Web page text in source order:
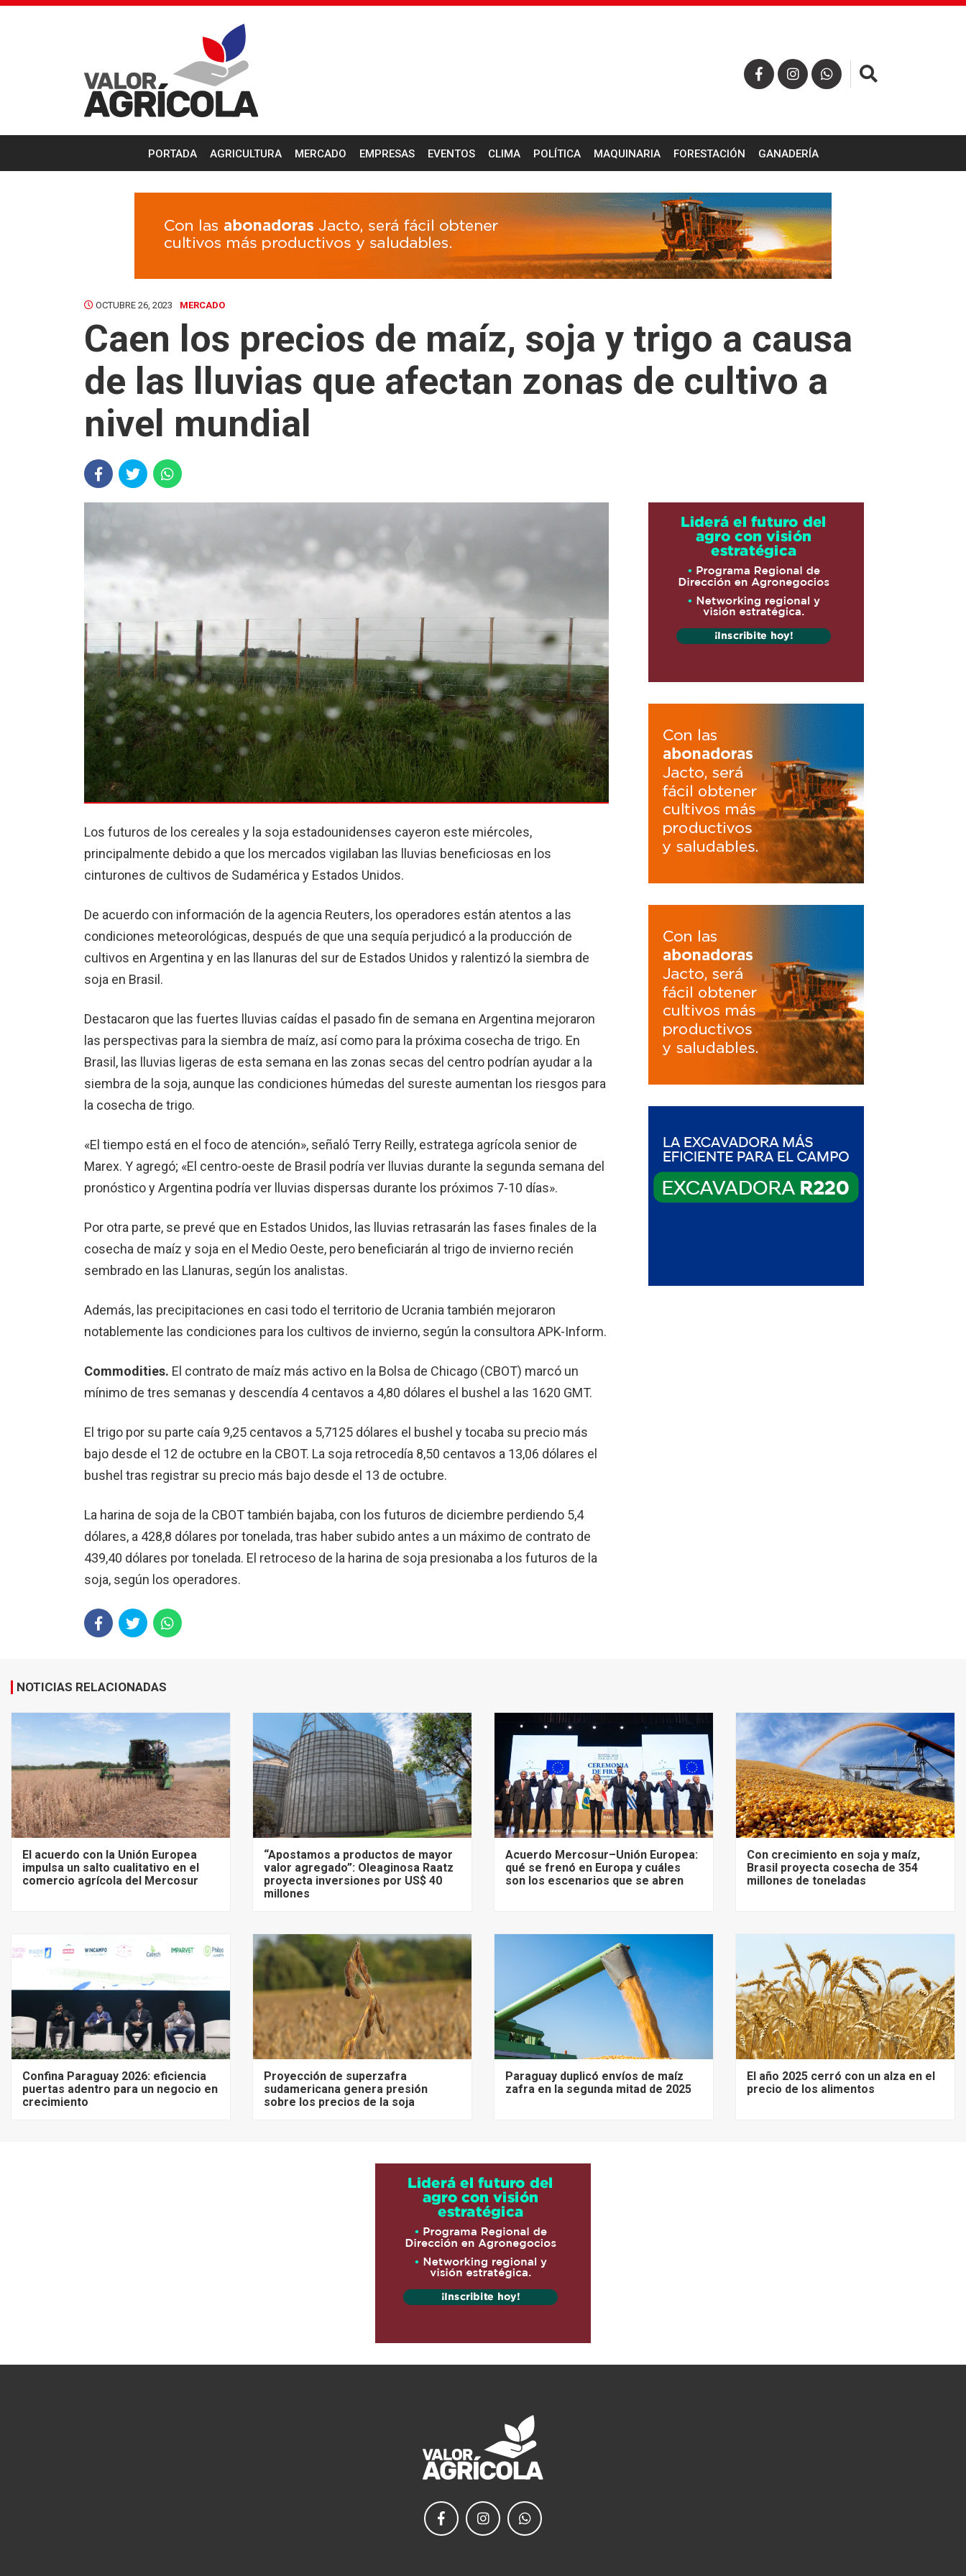
PORTADA AGRICULTURA MERCADO EMPRESAS EVENTOS CLIMA POLÍTICA MAQUINARIA FORESTACIÓN GANADERÍA
OCTUBRE 26, 2023 MERCADO
Caen los precios de maíz, soja y trigo a causa
de las lluvias que afectan zonas de cultivo a
nivel mundial
Los futuros de los cereales y la soja estadounidenses cayeron este miércoles,
principalmente debido a que los mercados vigilaban las lluvias beneficiosas en los
cinturones de cultivos de Sudamérica y Estados Unidos.
De acuerdo con información de la agencia Reuters, los operadores están atentos a las
condiciones meteorológicas, después de que una sequía perjudicó a la producción de
cultivos en Argentina y en las llanuras del sur de Estados Unidos y ralentizó la siembra de
soja en Brasil.
Destacaron que las fuertes lluvias caídas el pasado fin de semana en Argentina mejoraron
las perspectivas para la siembra de maíz, así como para la próxima cosecha de trigo. En
Brasil, las lluvias ligeras de esta semana en las zonas secas del centro podrían ayudar a la
siembra de la soja, aunque las condiciones húmedas del sureste aumentan los riesgos para
la cosecha de trigo.
«El tiempo está en el foco de atención», señaló Terry Reilly, estratega agrícola senior de
Marex. Y agregó; «El centro-oeste de Brasil podría ver lluvias durante la segunda semana del
pronóstico y Argentina podría ver lluvias dispersas durante los próximos 7-10 días».
Por otra parte, se prevé que en Estados Unidos, las lluvias retrasarán las fases finales de la
cosecha de maíz y soja en el Medio Oeste, pero beneficiarán al trigo de invierno recién
sembrado en las Llanuras, según los analistas.
Además, las precipitaciones en casi todo el territorio de Ucrania también mejoraron
notablemente las condiciones para los cultivos de invierno, según la consultora APK-Inform.
Commodities. El contrato de maíz más activo en la Bolsa de Chicago (CBOT) marcó un
mínimo de tres semanas y descendía 4 centavos a 4,80 dólares el bushel a las 1620 GMT.
El trigo por su parte caía 9,25 centavos a 5,7125 dólares el bushel y tocaba su precio más
bajo desde el 12 de octubre en la CBOT. La soja retrocedía 8,50 centavos a 13,06 dólares el
bushel tras registrar su precio más bajo desde el 13 de octubre.
La harina de soja de la CBOT también bajaba, con los futuros de diciembre perdiendo 5,4
dólares, a 428,8 dólares por tonelada, tras haber subido antes a un máximo de contrato de
439,40 dólares por tonelada. El retroceso de la harina de soja presionaba a los futuros de la
soja, según los operadores.
NOTICIAS RELACIONADAS
El acuerdo con la Unión Europea
impulsa un salto cualitativo en el
comercio agrícola del Mercosur
“Apostamos a productos de mayor
valor agregado”: Oleaginosa Raatz
proyecta inversiones por US$ 40
millones
Acuerdo Mercosur–Unión Europea:
qué se frenó en Europa y cuáles
son los escenarios que se abren
Con crecimiento en soja y maíz,
Brasil proyecta cosecha de 354
millones de toneladas
Confina Paraguay 2026: eficiencia
puertas adentro para un negocio en
crecimiento
Proyección de superzafra
sudamericana genera presión
sobre los precios de la soja
Paraguay duplicó envíos de maíz
zafra en la segunda mitad de 2025
El año 2025 cerró con un alza en el
precio de los alimentos